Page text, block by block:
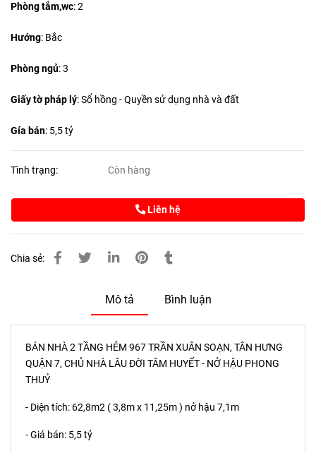
Phòng tắm,wc: 2
Hướng: Bắc
Phòng ngủ: 3
Giấy tờ pháp lý: Sổ hồng - Quyền sử dụng nhà và đất
Gía bán: 5,5 tỷ
Tình trạng: Còn hàng
Liên hệ
Chia sẻ:
Mô tả Bình luận
BÁN NHÀ 2 TẦNG HẺM 967 TRẦN XUÂN SOẠN, TÂN HƯNG
QUẬN 7, CHỦ NHÀ LÂU ĐỜI TÂM HUYẾT - NỞ HẬU PHONG
THUỶ
- Diện tích: 62,8m2 ( 3,8m x 11,25m ) nở hậu 7,1m
- Giá bán: 5,5 tỷ